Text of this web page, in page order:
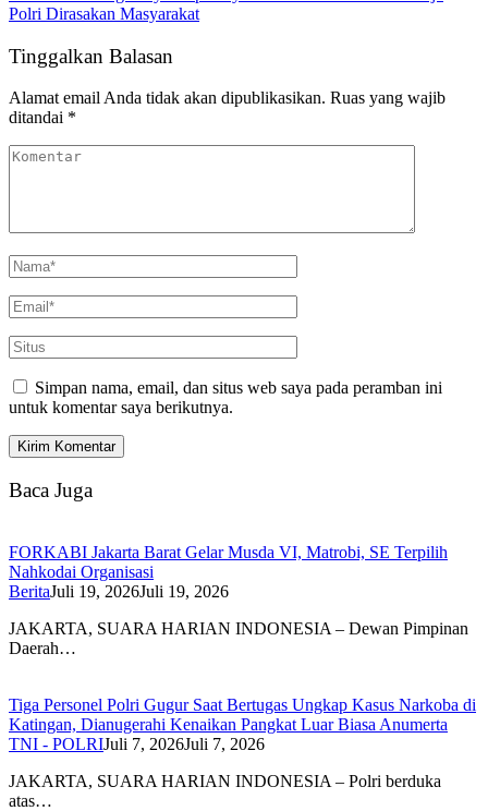
Polri Dirasakan Masyarakat
Tinggalkan Balasan
Alamat email Anda tidak akan dipublikasikan. Ruas yang wajib
ditandai *
Simpan nama, email, dan situs web saya pada peramban ini
untuk komentar saya berikutnya.
Baca Juga
FORKABI Jakarta Barat Gelar Musda VI, Matrobi, SE Terpilih
Nahkodai Organisasi
BeritaJuli 19, 2026Juli 19, 2026
JAKARTA, SUARA HARIAN INDONESIA – Dewan Pimpinan
Daerah…
Tiga Personel Polri Gugur Saat Bertugas Ungkap Kasus Narkoba di
Katingan, Dianugerahi Kenaikan Pangkat Luar Biasa Anumerta
TNI - POLRIJuli 7, 2026Juli 7, 2026
JAKARTA, SUARA HARIAN INDONESIA – Polri berduka
atas…